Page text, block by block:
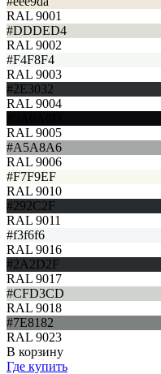
RAL 9001
#DDDED4
RAL 9002
#F4F8F4
RAL 9003
#2E3032
RAL 9004
RAL 9005
#A5A8A6
RAL 9006
#F7F9EF
RAL 9010
#292C2F
RAL 9011
#f3f6f6
RAL 9016
#2A2D2F
RAL 9017
#CFD3CD
RAL 9018
#7E8182
RAL 9023
В корзину
Где купить